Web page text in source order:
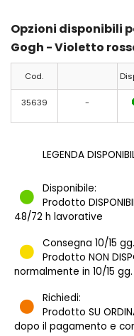
Opzioni disponibili
Gogh - Violetto
Cod.
35639 -
LEGENDA
Disponibile:
Prodotto
48/72 h lavorative
Consegna 10/15
Prodotto NON
normalmente in 10/15
Richiedi:
Prodotto SU
dopo il pagamento e